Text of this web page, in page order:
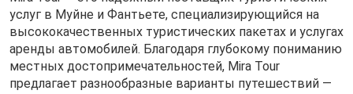
услуг в Муйне и Фантьете, специализирующийся на
высококачественных туристических пакетах и ​​услугах
аренды автомобилей. Благодаря глубокому пониманию
местных достопримечательностей, Mira Tour
предлагает разнообразные варианты путешествий —